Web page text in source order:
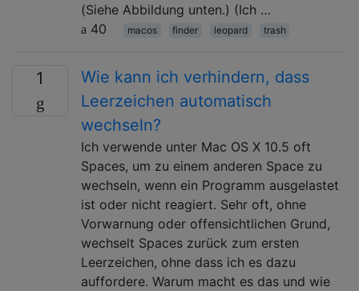
(Siehe Abbildung unten.) (Ich …
40
macos finder leopard trash
1
Wie kann ich verhindern, dass
Leerzeichen automatisch
wechseln?
Ich verwende unter Mac OS X 10.5 oft
Spaces, um zu einem anderen Space zu
wechseln, wenn ein Programm ausgelastet
ist oder nicht reagiert. Sehr oft, ohne
Vorwarnung oder offensichtlichen Grund,
wechselt Spaces zurück zum ersten
Leerzeichen, ohne dass ich es dazu
auffordere. Warum macht es das und wie